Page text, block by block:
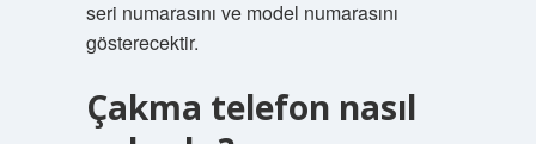
seri numarasını ve model numarasını
gösterecektir.
Çakma telefon nasıl